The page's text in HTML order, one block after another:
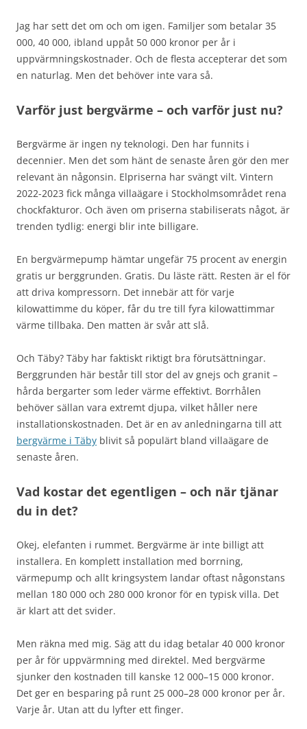
Jag har sett det om och om igen. Familjer som betalar 35
000, 40 000, ibland uppåt 50 000 kronor per år i
uppvärmningskostnader. Och de flesta accepterar det som
en naturlag. Men det behöver inte vara så.
Varför just bergvärme – och varför just nu?
Bergvärme är ingen ny teknologi. Den har funnits i
decennier. Men det som hänt de senaste åren gör den mer
relevant än någonsin. Elpriserna har svängt vilt. Vintern
2022-2023 fick många villaägare i Stockholmsområdet rena
chockfakturor. Och även om priserna stabiliserats något, är
trenden tydlig: energi blir inte billigare.
En bergvärmepump hämtar ungefär 75 procent av energin
gratis ur berggrunden. Gratis. Du läste rätt. Resten är el för
att driva kompressorn. Det innebär att för varje
kilowattimme du köper, får du tre till fyra kilowattimmar
värme tillbaka. Den matten är svår att slå.
Och Täby? Täby har faktiskt riktigt bra förutsättningar.
Berggrunden här består till stor del av gnejs och granit –
hårda bergarter som leder värme effektivt. Borrhålen
behöver sällan vara extremt djupa, vilket håller nere
installationskostnaden. Det är en av anledningarna till att
bergvärme i Täby blivit så populärt bland villaägare de
senaste åren.
Vad kostar det egentligen – och när tjänar
du in det?
Okej, elefanten i rummet. Bergvärme är inte billigt att
installera. En komplett installation med borrning,
värmepump och allt kringsystem landar oftast någonstans
mellan 180 000 och 280 000 kronor för en typisk villa. Det
är klart att det svider.
Men räkna med mig. Säg att du idag betalar 40 000 kronor
per år för uppvärmning med direktel. Med bergvärme
sjunker den kostnaden till kanske 12 000–15 000 kronor.
Det ger en besparing på runt 25 000–28 000 kronor per år.
Varje år. Utan att du lyfter ett finger.